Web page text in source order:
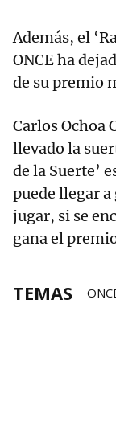
Además, el
ONCE ha
de su premio
Carlos Ochoa
llevado la
de la Suerte’
puede llegar a
jugar, si se
gana el
TEMAS